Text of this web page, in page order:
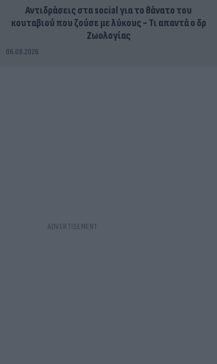
Αντιδράσεις στα social για το θάνατο του
κουταβιού που ζούσε με λύκους - Τι απαντά ο δρ
Ζωολογίας
06.08.2026